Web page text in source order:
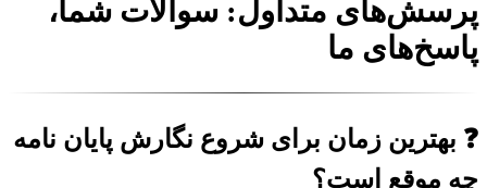
پرسش‌های متداول: سوالات شما،
پاسخ‌های ما
❓ بهترین زمان برای شروع نگارش پایان نامه
چه موقع است؟